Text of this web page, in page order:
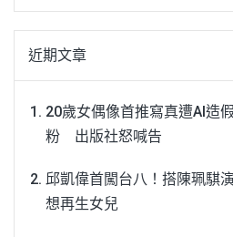
近期文章
20歲女偶像首推寫真遭AI造
粉 出版社怒喊告
邱凱偉首闖台八！搭陳珮騏
想再生女兒